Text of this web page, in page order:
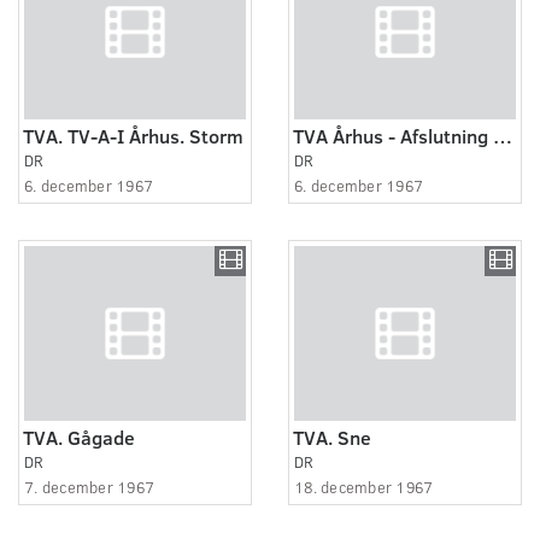
TVA. TV-A-I Århus. Storm
DR
6. december 1967
TVA Århus - Afslutning af gadegennembrud
DR
6. december 1967
TVA. Gågade
DR
7. december 1967
TVA. Sne
DR
18. december 1967